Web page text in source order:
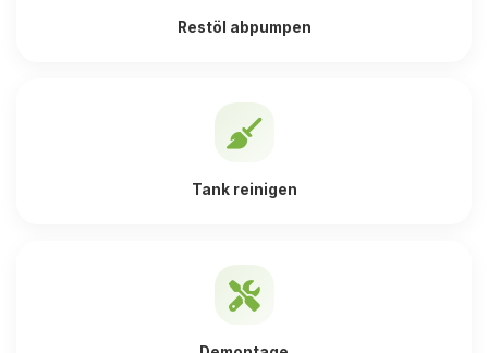
Restöl abpumpen
Tank reinigen